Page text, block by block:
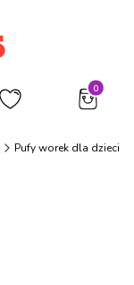
Pufy worek dla dzieci